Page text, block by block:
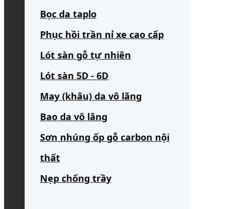
Bọc da taplo
Phục hồi trần nỉ xe cao cấp
Lót sàn gỗ tự nhiên
Lót sàn 5D - 6D
May (khâu) da vô lăng
Bao da vô lăng
Sơn nhúng ốp gỗ carbon nội
thất
Nẹp chống trầy